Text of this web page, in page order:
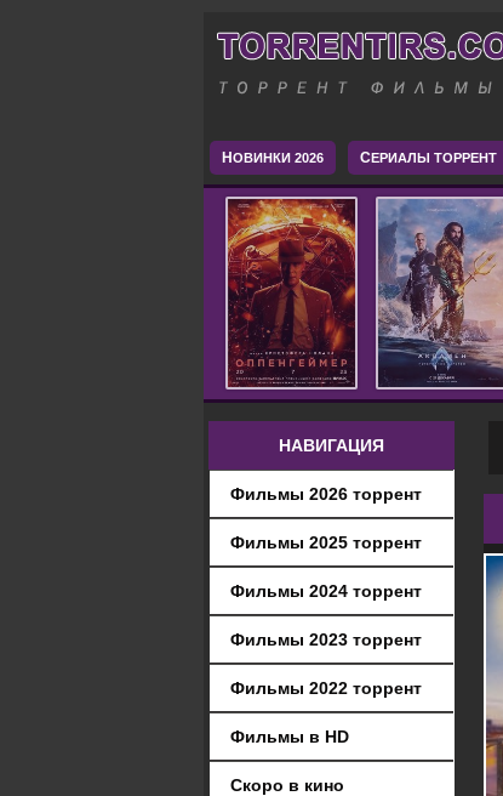
НОВИНКИ 2026 СЕРИАЛЫ ТОРРЕНТ
НАВИГАЦИЯ
Фильмы 2026 торрент
Фильмы 2025 торрент
Фильмы 2024 торрент
Фильмы 2023 торрент
Фильмы 2022 торрент
Фильмы в HD
Скоро в кино